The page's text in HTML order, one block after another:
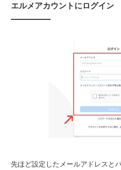
エルメアカウントにログイン
先ほど設定したメールアドレスと